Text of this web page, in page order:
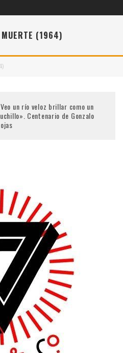
MUERTE (1964)
un río veloz brillar como un
Centenario de Gonzalo